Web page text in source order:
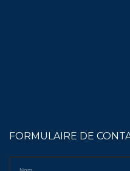
FORMULAIRE DE